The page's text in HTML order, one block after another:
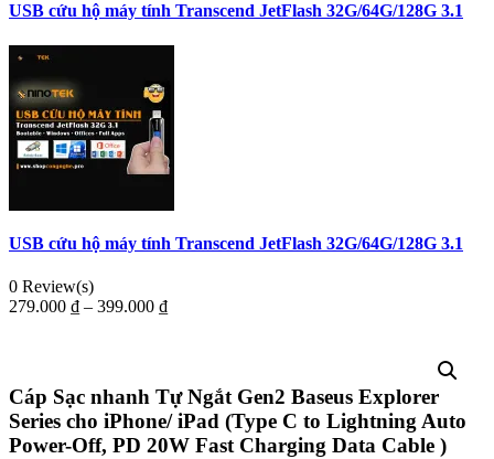
USB cứu hộ máy tính Transcend JetFlash 32G/64G/128G 3.1
USB cứu hộ máy tính Transcend JetFlash 32G/64G/128G 3.1
0 Review(s)
279.000 ₫ – 399.000 ₫
Cáp Sạc nhanh Tự Ngắt Gen2 Baseus Explorer
Series cho iPhone/ iPad (Type C to Lightning Auto
Power-Off, PD 20W Fast Charging Data Cable )